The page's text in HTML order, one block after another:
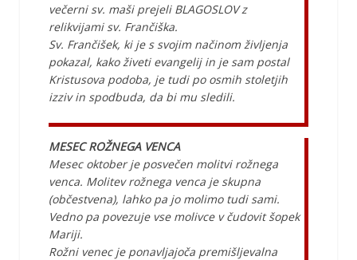
večerni sv. maši prejeli BLAGOSLOV z
relikvijami sv. Frančiška.
Sv. Frančišek, ki je s svojim načinom življenja
pokazal, kako živeti evangelij in je sam postal
Kristusova podoba, je tudi po osmih stoletjih
izziv in spodbuda, da bi mu sledili.
MESEC ROŽNEGA VENCA
Mesec oktober je posvečen molitvi rožnega
venca. Molitev rožnega venca je skupna
(občestvena), lahko pa jo molimo tudi sami.
Vedno pa povezuje vse molivce v čudovit šopek
Mariji.
Rožni venec je ponavljajoča premišljevalna